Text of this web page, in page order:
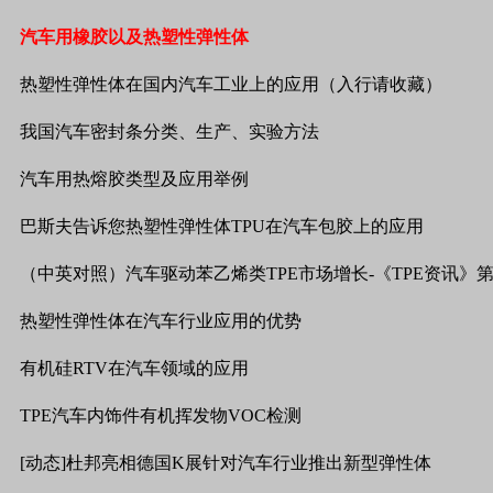
汽车用橡胶以及热塑性弹性体
热塑性弹性体在国内汽车工业上的应用（入行请收藏）
我国汽车密封条分类、生产、实验方法
汽车用热熔胶类型及应用举例
巴斯夫告诉您热塑性弹性体TPU在汽车包胶上的应用
（中英对照）汽车驱动苯乙烯类TPE市场增长-《TPE资讯》第
热塑性弹性体在汽车行业应用的优势
有机硅RTV在汽车领域的应用
TPE汽车内饰件有机挥发物VOC检测
[动态]杜邦亮相德国K展针对汽车行业推出新型弹性体